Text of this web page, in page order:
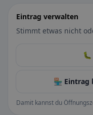
Eintrag verwalten
Stimmt etwas nicht
🏪 Eintrag
Damit kannst du